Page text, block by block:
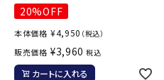
20%OFF
本体価格 ¥4,950 （税込）
販売価格 ¥3,960 税込
カートに入れる